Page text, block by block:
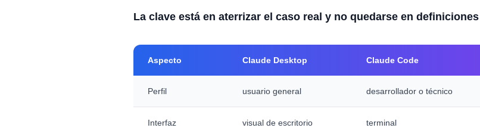
La clave está en aterrizar el caso real y no quedarse en
Aspecto Claude Desktop Claude Code
Perfil usuario general desarrollador o técnico
Interfaz visual de escritorio terminal